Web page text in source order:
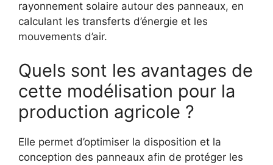
rayonnement solaire autour des panneaux, en
calculant les transferts d’énergie et les
mouvements d’air.
Quels sont les avantages de
cette modélisation pour la
production agricole ?
Elle permet d’optimiser la disposition et la
conception des panneaux afin de protéger les